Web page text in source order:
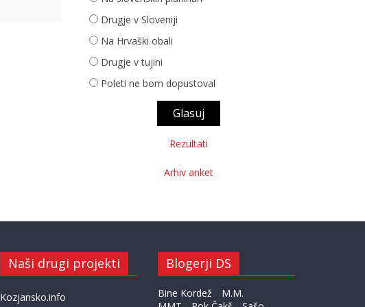
Drugje v Sloveniji
Na Hrvaški obali
Drugje v tujini
Poleti ne bom dopustoval
Rezultati
Arhiv anket
Naši drugi projekti
Kozjansko.info
Blogerji DS
Bine Kordež
M.M.